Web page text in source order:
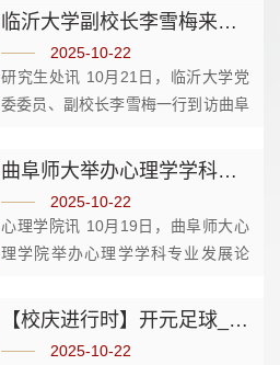
大的新生们正在上“开学第一课”，他
临沂大学副校长李雪梅来校考察交流
2025-10-22
研究生处讯 10月21日，临沂大学党
委委员、副校长李雪梅一行到访曲阜
副校长李登旺会见来宾并座谈。李登
曲阜师大举办心理学学科专业发展论坛
2025-10-22
心理学院讯 10月19日，曲阜师大心
理学院举办心理学学科专业发展论
席论坛并讲话。华东师范大学心理与
认知科学学院院长周晓林，中国科学
【校庆进行时】开元足球_开元(中国)校友会心理学院分会成立
2025-10-22